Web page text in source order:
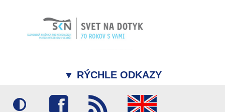
▼ RÝCHLE ODKAZY